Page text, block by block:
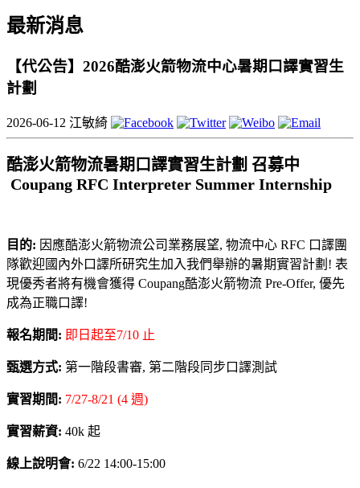
最新消息
【代公告】2026酷澎火箭物流中心暑期口譯實習生
計劃
2026-06-12 江敏綺
酷澎火箭物流暑期口譯實習生計劃 召募中
Coupang RFC Interpreter Summer Internship
目的: 因應酷澎火箭物流公司業務展望, 物流中心 RFC 口譯團
隊歡迎國內外口譯所研究生加入我們舉辦的暑期實習計劃! 表
現優秀者將有機會獲得 Coupang酷澎火箭物流 Pre-Offer, 優先
成為正職口譯!
報名期間: 即日起至7/10 止
甄選方式: 第一階段書審, 第二階段同步口譯測試
實習期間: 7/27-8/21 (4 週)
實習薪資: 40k 起
線上說明會: 6/22 14:00-15:00